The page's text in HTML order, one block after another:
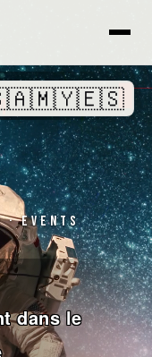
█
· Events
dans le
🇲🇾🇪🇸